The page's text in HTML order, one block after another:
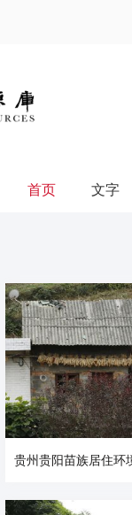
首页 文字
贵州贵阳苗族居住环